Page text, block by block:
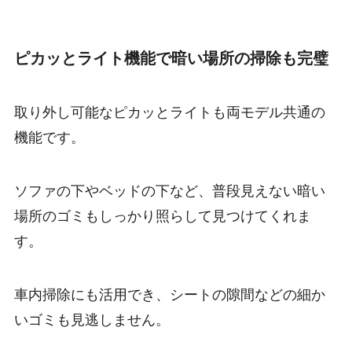
ピカッとライト機能で暗い場所の掃除も完璧
取り外し可能なピカッとライトも両モデル共通の
機能です。
ソファの下やベッドの下など、普段見えない暗い
場所のゴミもしっかり照らして見つけてくれま
す。
車内掃除にも活用でき、シートの隙間などの細か
いゴミも見逃しません。